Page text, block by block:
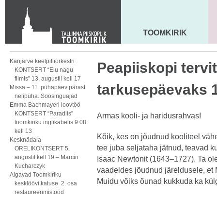
KONTAKT
Toom-Kooli 6, 10130 TALLINN
tallinna.toom@eelk.ee
MAARJA KIRIK
TOOMKIRIK
Karijärve keelpilliorkestri
KONTSERT “Elu nagu
filmis” 13. augustil kell 17
Missa – 11. pühapäev pärast
nelipüha. Soosinguajad
Emma Bachmayeri loovtöö
KONTSERT “Paradiis”
toomkiriku inglikabelis 9.08
kell 13
Kesknädala
ORELIKONTSERT 5.
augustil kell 19 – Marcin
Kucharczyk
Algavad Toomkiriku
kesklöövi katuse 2. osa
restaureerimistööd
Peapiiskopi
tarkusepäevaks
Armas kooli- ja haridusrahvas!
Kõik, kes on jõudnud kooliteel
tee juba seljataha jätnud, teavad
Isaac Newtonit (1643–1727). Ta
vaadeldes jõudnud järeldusele, et
Muidu võiks õunad kukkuda ka